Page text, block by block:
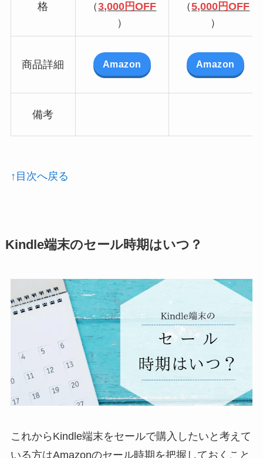
格
（3,000円OFF
）
（5,000円OFF
）
商品詳細 Amazon Amazon
備考
↑目次へ戻る
Kindle端末のセール時期はいつ？
これからKindle端末をセールで購入したいと考えて
いる方はAmazonのセール時期を把握しておくこと